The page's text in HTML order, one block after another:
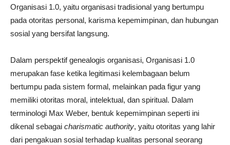
Organisasi 1.0, yaitu organisasi tradisional yang bertumpu
pada otoritas personal, karisma kepemimpinan, dan hubungan
sosial yang bersifat langsung.
Dalam perspektif genealogis organisasi, Organisasi 1.0
merupakan fase ketika legitimasi kelembagaan belum
bertumpu pada sistem formal, melainkan pada figur yang
memiliki otoritas moral, intelektual, dan spiritual. Dalam
terminologi Max Weber, bentuk kepemimpinan seperti ini
dikenal sebagai charismatic authority, yaitu otoritas yang lahir
dari pengakuan sosial terhadap kualitas personal seorang